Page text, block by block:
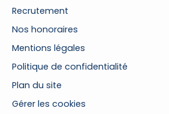
Recrutement
Nos honoraires
Mentions légales
Politique de confidentialité
Plan du site
Gérer les cookies